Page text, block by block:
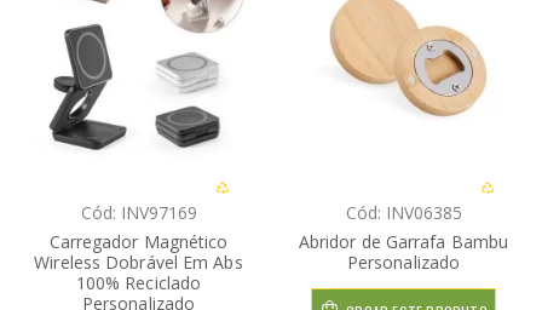
Cód: INV97169
Carregador Magnético
Wireless Dobrável Em Abs
100% Reciclado
Personalizado
Cód: INV06385
Abridor de Garrafa Bambu
Personalizado